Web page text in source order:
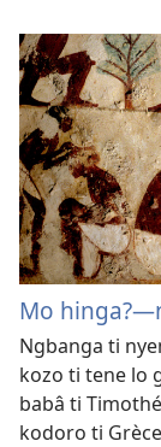
Mo
Ngbanga ti
kozo ti tene lo
babâ ti
kodoro ti